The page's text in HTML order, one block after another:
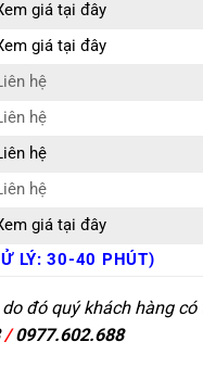
giá tại đây
giá tại đây
hệ
hệ
hệ
hệ
giá tại đây
LÝ: 30-40 PHÚT)
đó quý khách hàng
/0977.602.688